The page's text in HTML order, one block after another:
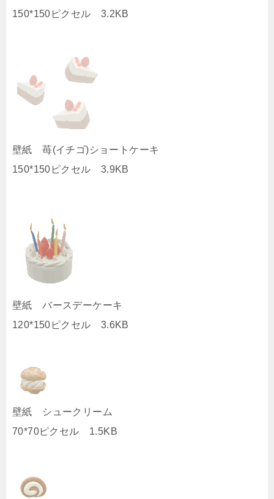
150*150ピクセル 3.2KB
壁紙 苺(イチゴ)ショートケーキ
150*150ピクセル 3.9KB
壁紙 バースデーケーキ
120*150ピクセル 3.6KB
壁紙 シュークリーム
70*70ピクセル 1.5KB